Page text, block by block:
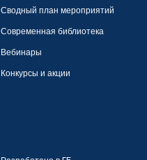
Сводный план мероприятий
Современная библиотека
Вебинары
Конкурсы и акции